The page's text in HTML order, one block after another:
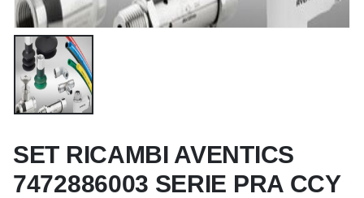
SET RICAMBI AVENTICS
7472886003 SERIE PRA CCY